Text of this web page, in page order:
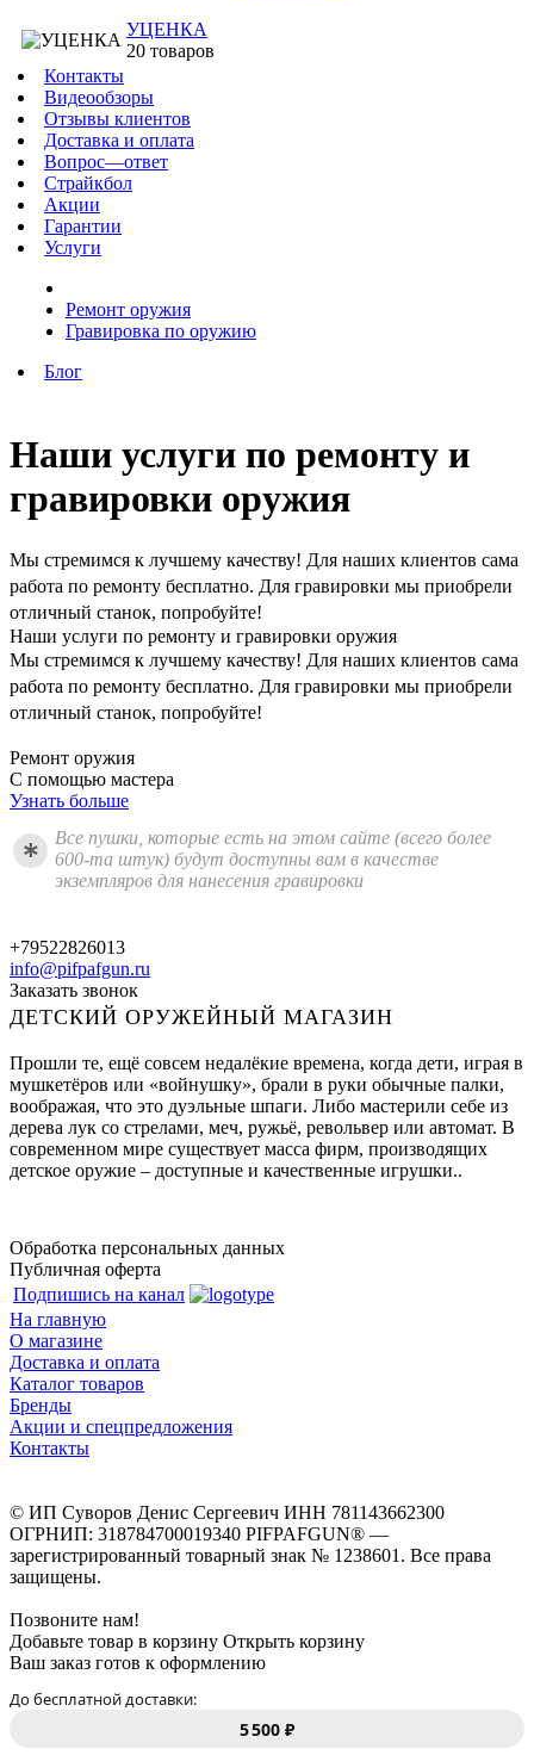
УЦЕНКА
20 товаров
Контакты
Видеообзоры
Отзывы клиентов
Доставка и оплата
Вопрос—ответ
Страйкбол
Акции
Гарантии
Услуги
Ремонт оружия
Гравировка по оружию
Блог
Наши услуги по ремонту и
гравировки оружия
Мы стремимся к лучшему качеству! Для наших клиентов сама
работа по ремонту бесплатно. Для гравировки мы приобрели
отличный станок, попробуйте!
Наши услуги по ремонту и гравировки оружия
Мы стремимся к лучшему качеству! Для наших клиентов сама
работа по ремонту бесплатно. Для гравировки мы приобрели
отличный станок, попробуйте!
Ремонт оружия
С помощью мастера
Узнать больше
Все пушки, которые есть на этом сайте (всего более
600-та штук) будут доступны вам в качестве
экземпляров для нанесения гравировки
+79522826013
info@pifpafgun.ru
Заказать звонок
ДЕТСКИЙ ОРУЖЕЙНЫЙ МАГАЗИН
Прошли те, ещё совсем недалёкие времена, когда дети, играя в
мушкетёров или «войнушку», брали в руки обычные палки,
воображая, что это дуэльные шпаги. Либо мастерили себе из
дерева лук со стрелами, меч, ружьё, револьвер или автомат. В
современном мире существует масса фирм, производящих
детское оружие – доступные и качественные игрушки..
Обработка персональных данных
Публичная оферта
Подпишись на канал
На главную
О магазине
Доставка и оплата
Каталог товаров
Бренды
Акции и спецпредложения
Контакты
© ИП Суворов Денис Сергеевич ИНН 781143662300
ОГРНИП: 318784700019340 PIFPAFGUN® —
зарегистрированный товарный знак № 1238601. Все права
защищены.
Позвоните нам!
Добавьте товар в корзину Открыть корзину
Ваш заказ готов к оформлению
До бесплатной доставки:
5 500 ₽